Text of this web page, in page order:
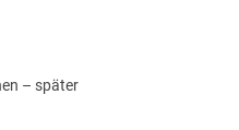
– später